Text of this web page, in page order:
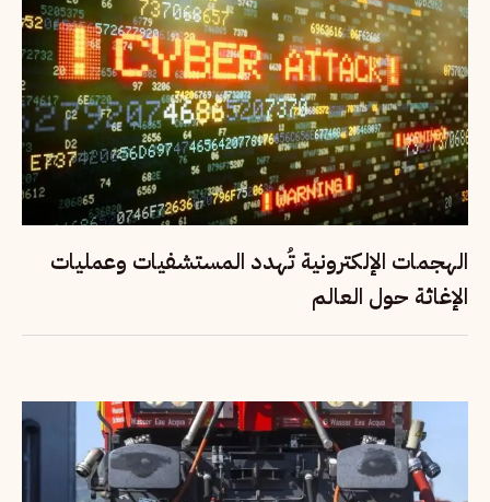
الهجمات الإلكترونية تُهدد المستشفيات وعمليات
الإغاثة حول العالم